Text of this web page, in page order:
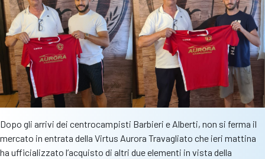
Dopo gli arrivi dei centrocampisti Barbieri e Alberti, non si ferma il
mercato in entrata della Virtus Aurora Travagliato che ieri mattina
ha ufficializzato l’acquisto di altri due elementi in vista della